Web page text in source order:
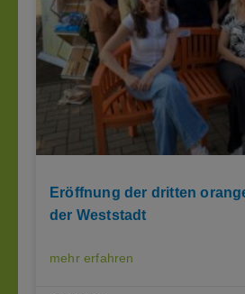
Eröffnung der dritten
der Weststadt
mehr erfahren